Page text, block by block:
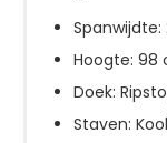
Spanwijdte:
Hoogte: 98
Doek:
Staven: